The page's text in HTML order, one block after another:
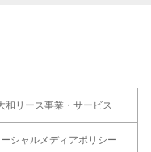
和リース事業・サービス
シャルメディアポリシー